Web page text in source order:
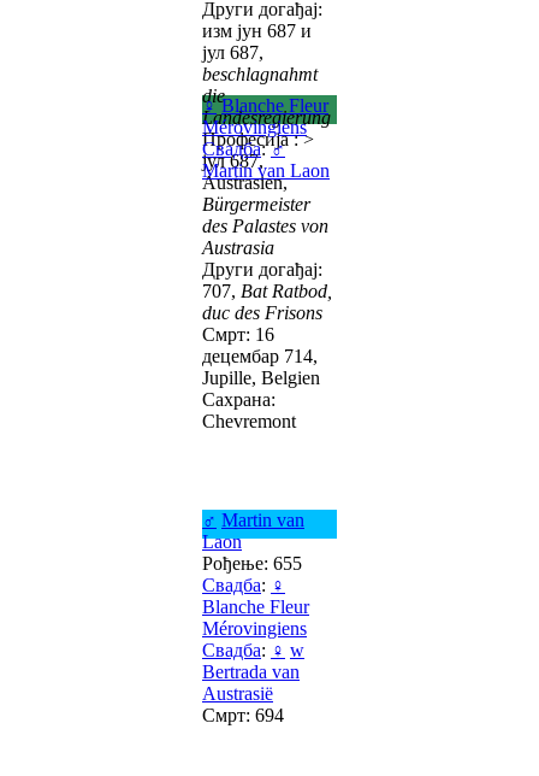
Други догађај:
изм јун 687 и
јул 687,
beschlagnahmt
die
Landesregierung
Професија : >
јул 687,
Austrasien,
Bürgermeister
des Palastes von
Austrasia
Други догађај:
707, Bat Ratbod,
duc des Frisons
Смрт: 16
децембар 714,
Jupille, Belgien
Сахрана:
Chevremont
♀ Blanche Fleur
Mérovingiens
Свадба:♂
Martin van Laon
♂ Martin van
Laon
Рођење: 655
Свадба: ♀
Blanche Fleur
Mérovingiens
Свадба: ♀ w
Bertrada van
Austrasië
Смрт: 694